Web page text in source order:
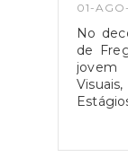
01-
No
de
jovem